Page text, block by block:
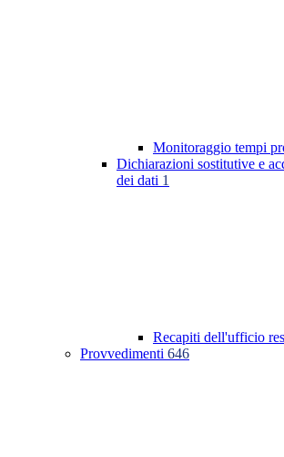
Monitoraggio tempi
Dichiarazioni sostitutive e
dei dati 1
Recapiti dell'ufficio
Provvedimenti 646